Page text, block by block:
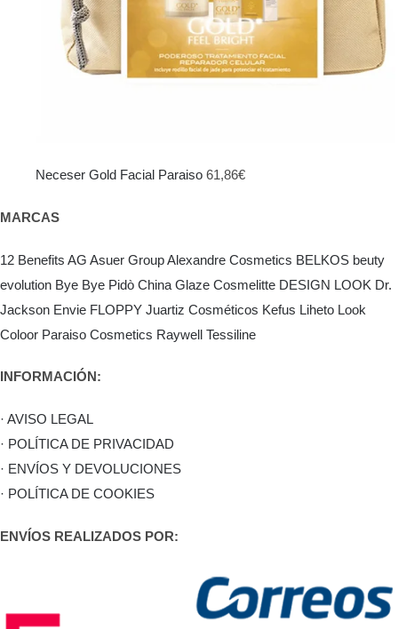
Neceser Gold Facial Paraiso 61,86€
MARCAS
12 Benefits AG Asuer GroupAlexandre Cosmetics BELKOS beuty
evolution Bye Bye Pidò China Glaze Cosmelitte DESIGN LOOK Dr.
Jackson Envie FLOPPY Juartiz Cosméticos Kefus Liheto Look
Coloor Paraiso Cosmetics Raywell Tessiline
INFORMACIÓN:
· AVISO LEGAL
· POLÍTICA DE PRIVACIDAD
· ENVÍOS Y DEVOLUCIONES
· POLÍTICA DE COOKIES
ENVÍOS REALIZADOS POR: